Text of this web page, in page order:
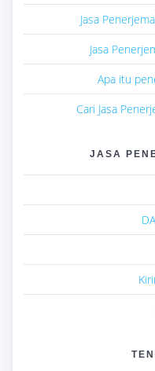
Jasa
Jasa
Apa itu
Cari Jasa
JASA